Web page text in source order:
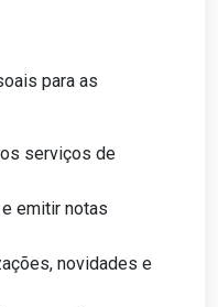
para as
serviços de
emitir notas
novidades e